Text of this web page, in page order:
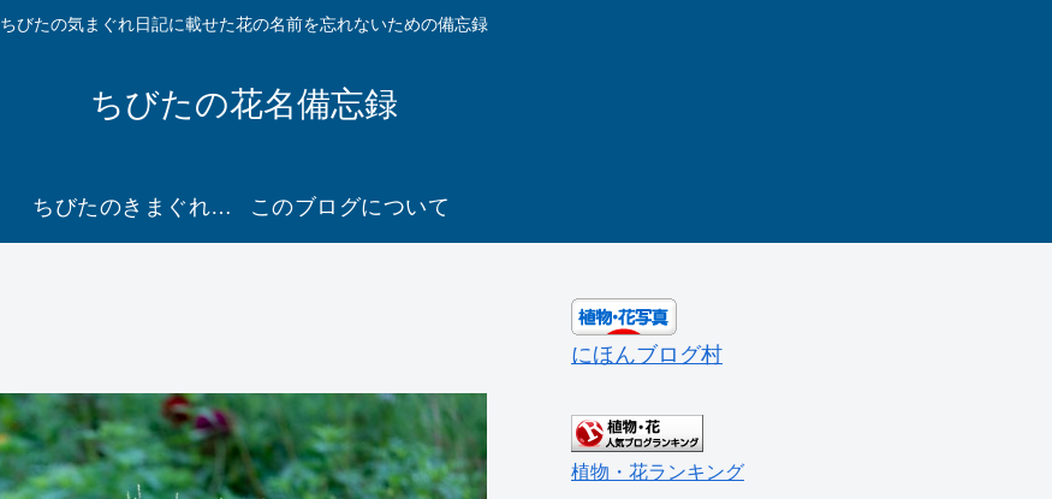
ちびたの気まぐれ日記に載せた花の名前を忘れないための備忘録
ちびたの花名備忘録
ちびたのきまぐれ日記２ に移動 このブログについて
にほんブログ村
植物・花ランキング